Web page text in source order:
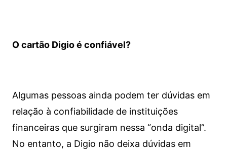
O cartão Digio é confiável?
Algumas pessoas ainda podem ter dúvidas em
relação à confiabilidade de instituições
financeiras que surgiram nessa “onda digital”.
No entanto, a Digio não deixa dúvidas em